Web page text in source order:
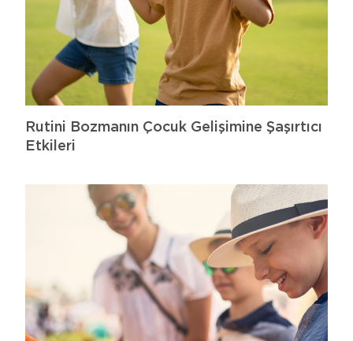
Rutini Bozmanın Çocuk Gelişimine Şaşırtıcı
Etkileri